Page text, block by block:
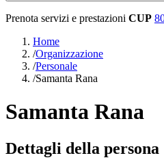
Prenota servizi e prestazioni CUP
Home
/Organizzazione
/Personale
/Samanta Rana
Samanta Rana
Dettagli della persona